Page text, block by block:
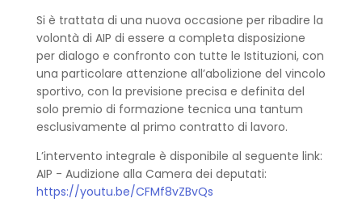
Si è trattata di una nuova occasione per ribadire la
volontà di AIP di essere a completa disposizione
per dialogo e confronto con tutte le Istituzioni, con
una particolare attenzione all’abolizione del vincolo
sportivo, con la previsione precisa e definita del
solo premio di formazione tecnica una tantum
esclusivamente al primo contratto di lavoro.
L’intervento integrale è disponibile al seguente link:
AIP - Audizione alla Camera dei deputati:
https://youtu.be/CFMf8vZBvQs